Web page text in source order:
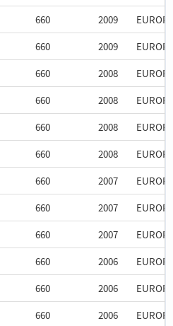
660 2009
660 2009
660 2008
660 2008
660 2008
660 2008
660 2007
660 2007
660 2007
660 2006
660 2006
660 2006